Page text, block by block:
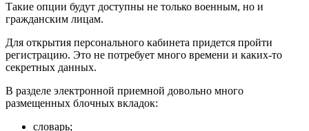
Такие опции будут доступны не только военным, но и
гражданским лицам.
Для открытия персонального кабинета придется пройти
регистрацию. Это не потребует много времени и каких-то
секретных данных.
В разделе электронной приемной довольно много
размещенных блочных вкладок:
словарь;